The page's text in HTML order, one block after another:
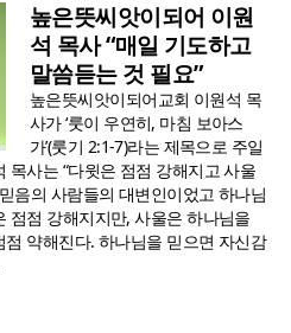
높은뜻씨앗이되어 이원
석 목사 “매일 기도하고
말씀듣는 것 필요”
높은뜻씨앗이되어교회 이원석 목
사가 ‘룻이 우연히, 마침 보아스
가’(룻기 2:1-7)라는 제목으로 주일
사는 “다윗은 점점 강해지고 사울
음의 사람들의 대변인이었고 하나님
점점 강해지지만, 사울은 하나님을
약해진다. 하나님을 믿으면 자신감